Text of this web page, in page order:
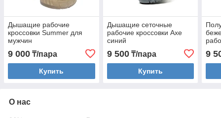
Дышащие рабочие
кроссовки Summer для
мужчин
9 000 ₸/пара
Купить
Дышащие сеточные
рабочие кроссовки Axe
синий
9 500₸/пара
Купить
9
О нас